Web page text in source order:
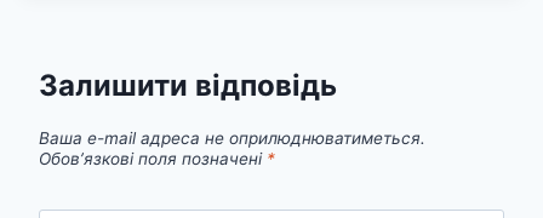
Залишити відповідь
Ваша e-mail адреса не оприлюднюватиметься.
Обов’язкові поля позначені *